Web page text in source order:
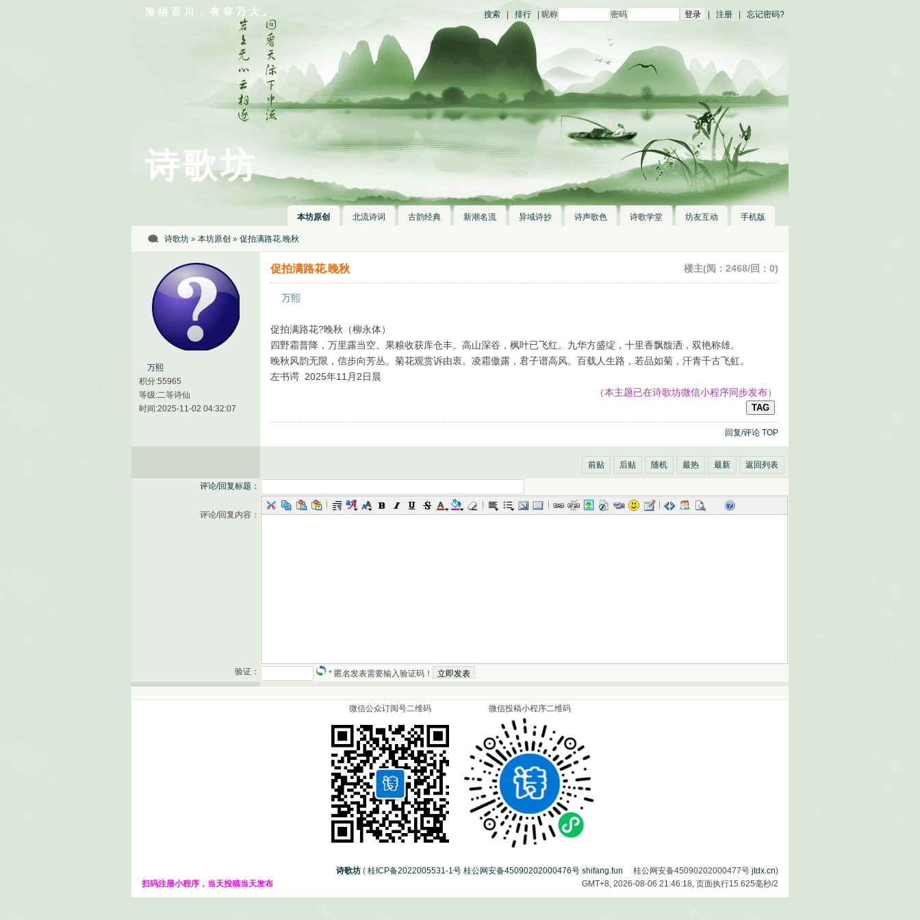
诗歌坊
海纳百川，有容乃大。 搜索 排行 | 昵称 密码 注册 忘记密码?
本坊原创 北流诗词 古韵经典 新潮名流 异域诗抄 诗声歌色 诗歌学堂 坊友互动 手机版
诗歌坊 » 本坊原创 » 促拍满路花.晚秋
万熙
积分:55965
等级:二等诗仙
时间:2025-11-02 04:32:07
楼主(阅：2468/回：0)
促拍满路花.晚秋
万熙
促拍满路花?晚秋（柳永体）
四野霜普降，万里露当空。果粮收获库仓丰。高山深谷，枫叶已飞红。九华方盛绽，十里香飘馥洒，双艳称雄。
晚秋风韵无限，信步向芳丛。菊花观赏诉由衷。凌霜傲露，君子谱高风。百载人生路，若品如菊，汗青千古飞虹。
左书谔 2025年11月2日晨
（本主题已在诗歌坊微信小程序同步发布）
TAG
回复/评论 TOP
前贴 后贴 随机 最热 最新 返回列表
评论/回复标题：
评论/回复内容：
验证： * 匿名发表需要输入验证码！
微信公众订阅号二维码 微信投稿小程序二维码
诗歌坊 ( 桂ICP备2022005531-1号 桂公网安备45090202000476号 shifang.fun 桂公网安备45090202000477号 jtdx.cn)
GMT+8, 2026-08-06 21:46:18, 页面执行15.625毫秒/2
扫码注册小程序，当天投稿当天发布